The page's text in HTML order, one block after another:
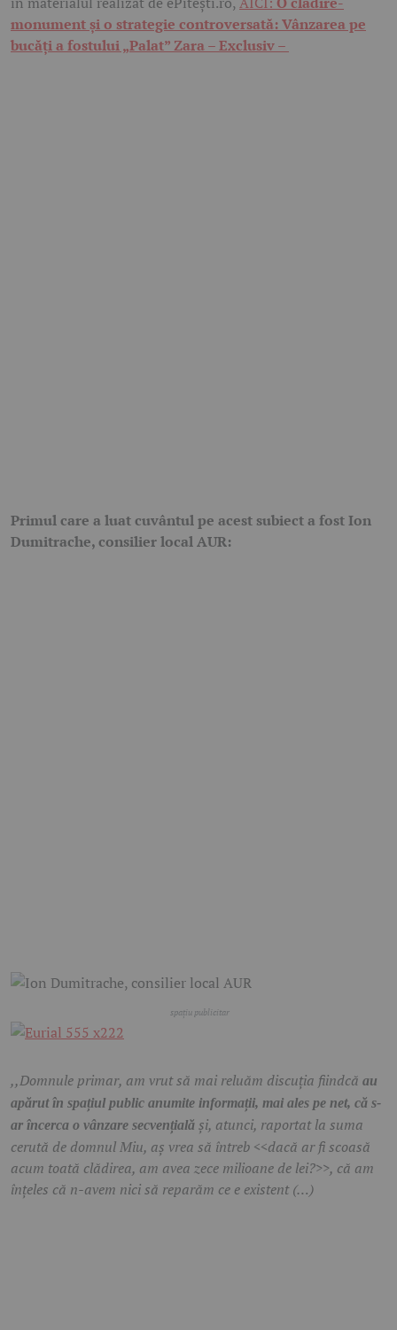
monument și o strategie controversată: Vânzarea pe
bucăți a fostului „Palat” Zara – Exclusiv –
Primul care a luat cuvântul pe acest subiect a fost Ion
Dumitrache, consilier local AUR:
,,Domnule primar, am vrut să mai reluăm discuția fiindcă au
apărut în spațiul public anumite informații, mai ales pe net, că s-
ar încerca o vânzare secvențială și, atunci, raportat la suma
cerută de domnul Miu, aș vrea să întreb <<dacă ar fi scoasă
acum toată clădirea, am avea zece milioane de lei?>>, că am
înțeles că n-avem nici să reparăm ce e existent (…)